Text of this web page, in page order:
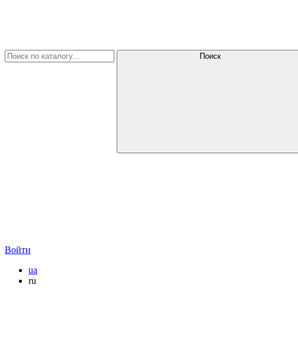
Поиск
Войти
ua
ru